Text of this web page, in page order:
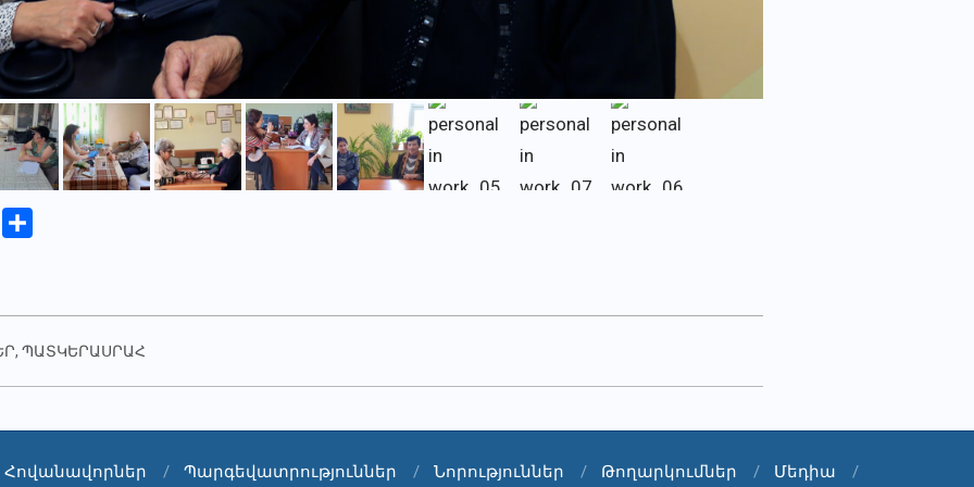
Copy
,ՊԱՏԿԵՐԱՍՐԱՀ
Հովանավորներ Պարգեվատրություններ Նորություններ Թողարկումներ Մեդիա